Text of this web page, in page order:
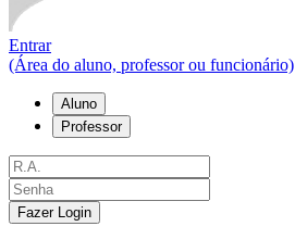
Entrar
(Área do aluno, professor ou funcionário)
Aluno
Professor
Fazer Login